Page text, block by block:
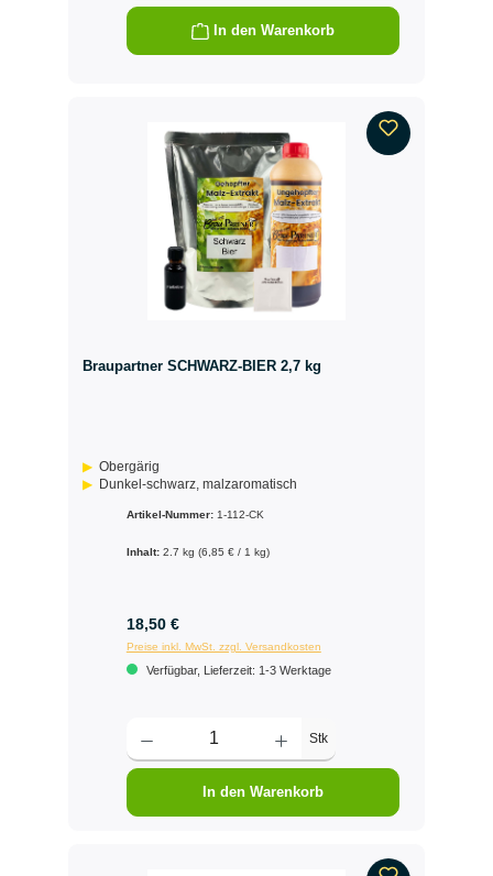
In den Warenkorb
Braupartner SCHWARZ-BIER 2,7 kg
Obergärig
Dunkel-schwarz, malzaromatisch
Artikel-Nummer: 1-112-CK
Inhalt: 2.7 kg (6,85 € / 1 kg)
18,50 €
Preise inkl. MwSt. zzgl. Versandkosten
Verfügbar, Lieferzeit: 1-3 Werktage
Stk
In den Warenkorb